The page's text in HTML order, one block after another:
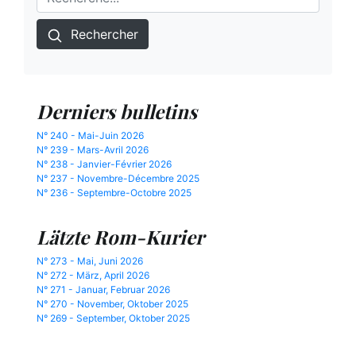
Rechercher
Derniers bulletins
N° 240 - Mai-Juin 2026
N° 239 - Mars-Avril 2026
N° 238 - Janvier-Février 2026
N° 237 - Novembre-Décembre 2025
N° 236 - Septembre-Octobre 2025
Lätzte Rom-Kurier
N° 273 - Mai, Juni 2026
N° 272 - März, April 2026
N° 271 - Januar, Februar 2026
N° 270 - November, Oktober 2025
N° 269 - September, Oktober 2025